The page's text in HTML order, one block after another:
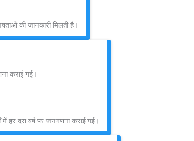
की जानकारी मिलती है।
कराई गई।
हर दस वर्ष पर जनगणना कराई गई।